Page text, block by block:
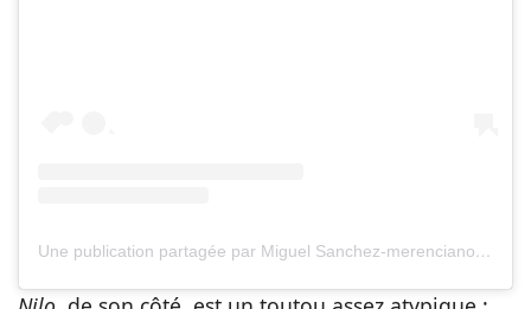
Une publication partagée par Miguel Sanchez-merenciano Garcia (@miguel_sanchez_merenciano_garc)